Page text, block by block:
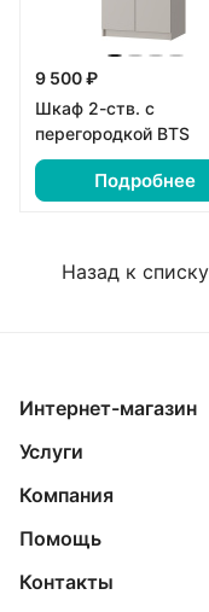
9 500 ₽
Шкаф 2-ств. с
перегородкой BTS
Подробнее
Назад к списку
Интернет-магазин
Услуги
Компания
Помощь
Контакты